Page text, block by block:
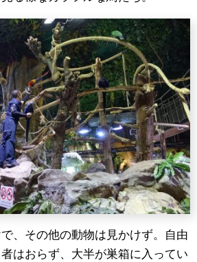
、その他の動物は見かけず。自由
はおらず、大半が巣箱に入ってい